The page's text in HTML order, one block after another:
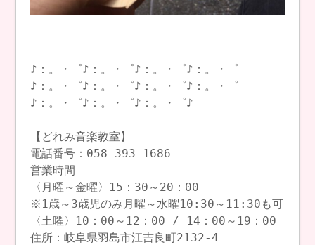
♪：。・゜♪：。・゜♪：。・゜♪：。・゜
♪：。・゜♪：。・゜♪：。・゜♪：。・゜
♪：。・゜♪：。・゜♪：。・゜♪
【どれみ音楽教室】
電話番号：058-393-1686
営業時間
〈月曜～金曜〉15：30～20：00
※1歳～3歳児のみ月曜～水曜10:30～11:30も可
〈土曜〉10：00～12：00 / 14：00～19：00
住所：岐阜県羽島市江吉良町2132-4